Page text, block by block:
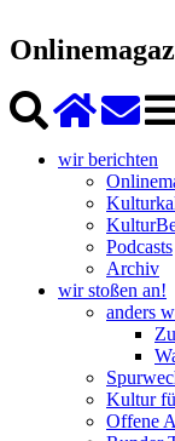
wir berichten
Podcasts
Archiv
wir stoßen an!
anders
Kultur
Offene